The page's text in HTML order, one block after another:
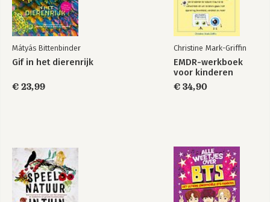
Mátyás Bittenbinder
Gif in het dierenrijk
€ 23,99
Christine Mark-Griffin
EMDR-werkboek
voor kinderen
€ 34,90